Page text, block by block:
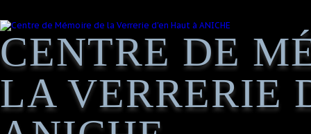
CENTRE DE
LA VERRERIE